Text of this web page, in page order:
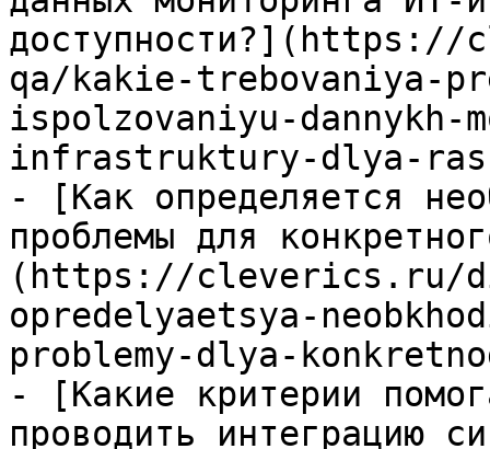
qa/kakie-trebovaniya-
ispolzovaniyu-
infrastruktury-dlya-
- [Как определяется
проблемы для
(https://cleverics.ru/
opredelyaetsya-
problemy-dlya-
- [Какие критерии
проводить интеграцию